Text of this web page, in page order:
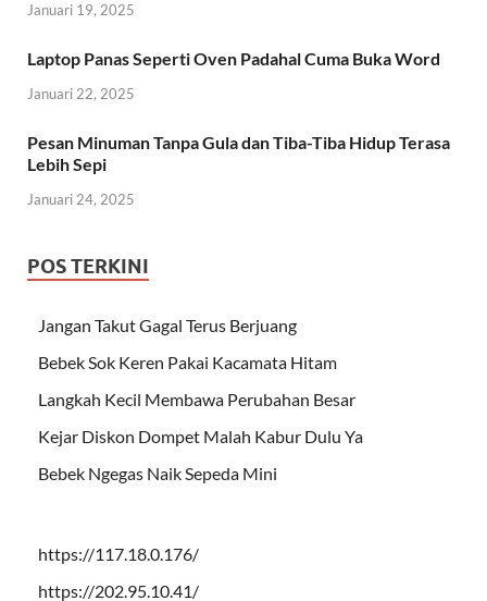
Januari 19, 2025
Laptop Panas Seperti Oven Padahal Cuma Buka Word
Januari 22, 2025
Pesan Minuman Tanpa Gula dan Tiba-Tiba Hidup Terasa
Lebih Sepi
Januari 24, 2025
POS TERKINI
Jangan Takut Gagal Terus Berjuang
Bebek Sok Keren Pakai Kacamata Hitam
Langkah Kecil Membawa Perubahan Besar
Kejar Diskon Dompet Malah Kabur Dulu Ya
Bebek Ngegas Naik Sepeda Mini
https://117.18.0.176/
https://202.95.10.41/